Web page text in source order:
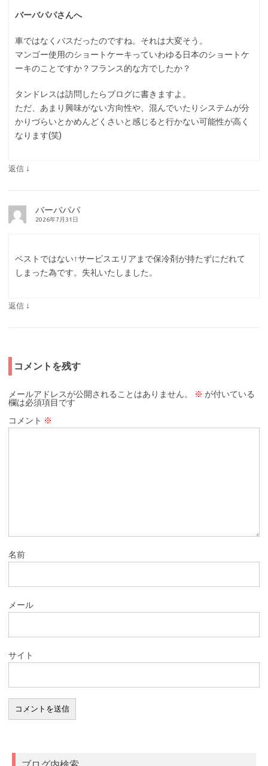
バーバパパさんへ
車ではなくバスだったのですね。それは大変そう。
マンゴー使用のショートケーキっていわゆる日本のショートケ
ーキのことですか？フランス的な方でしたか？
タンドレスは訪問したらブログに書きますよ。
ただ、あまり興味がない方向性や、混んでいたりシステムが分
かりづらいとかめんどくさいと感じると行かない可能性が高く
なります(笑)
返信 ↓
バーバパパ
2026年7月31日
ベストではない↑サービスエリアまで保冷剤が持たずにだれて
しまった為です。失礼いたしました。
返信 ↓
コメントを残す
メールアドレスが公開されることはありません。 ※ が付いている
欄は必須項目です
コメント ※
名前
メール
サイト